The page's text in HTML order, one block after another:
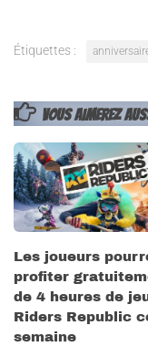
Étiquettes :
VOUS AIMEREZ
Les joueurs
profiter
de 4 heures de
Riders Republic
semaine